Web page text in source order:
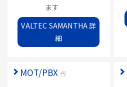
ます
VALTEC SAMANTHA 詳
細
MOT/PBX